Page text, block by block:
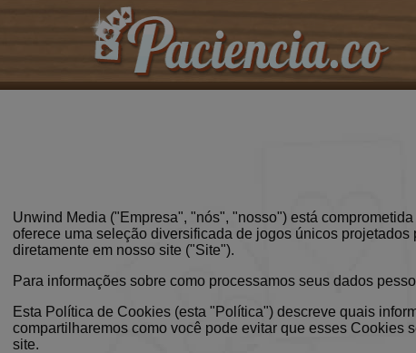
Unwind Media ("Empresa", "nós", "nosso") está
oferece uma seleção diversificada de jogos únicos
diretamente em nosso site ("Site").
Para informações sobre como processamos seus dados
Esta Política de Cookies (esta "Política") descreve quais
compartilharemos como você pode evitar que esses Cookies
site.